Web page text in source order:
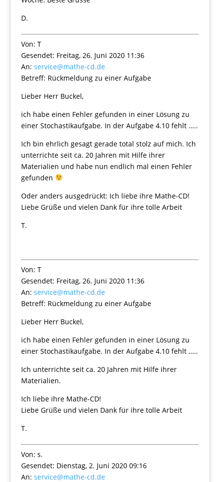
D.
Von: T
Gesendet: Freitag, 26. Juni 2020 11:36
An: service@mathe-cd.de
Betreff: Rückmeldung zu einer Aufgabe
Lieber Herr Buckel,
ich habe einen Fehler gefunden in einer Lösung zu
einer Stochastikaufgabe. In der Aufgabe 4.10 fehlt …..
Ich bin ehrlich gesagt gerade total stolz auf mich. Ich
unterrichte seit ca. 20 Jahren mit Hilfe ihrer
Materialien und habe nun endlich mal einen Fehler
gefunden
Oder anders ausgedrückt: Ich liebe ihre Mathe-CD!
Liebe Grüße und vielen Dank für ihre tolle Arbeit
T.
Von: T
Gesendet: Freitag, 26. Juni 2020 11:36
An: service@mathe-cd.de
Betreff: Rückmeldung zu einer Aufgabe
Lieber Herr Buckel,
ich habe einen Fehler gefunden in einer Lösung zu
einer Stochastikaufgabe. In der Aufgabe 4.10 fehlt …..
Ich unterrichte seit ca. 20 Jahren mit Hilfe ihrer
Materialien.
Ich liebe ihre Mathe-CD!
Liebe Grüße und vielen Dank für ihre tolle Arbeit
T.
Von: s.
Gesendet: Dienstag, 2. Juni 2020 09:16
An: service@mathe-cd.de